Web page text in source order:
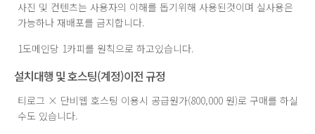
사진 및 컨텐츠는 사용자의 이해를 돕기위해 사용된것이며 실사용은
가능하나 재배포를 금지합니다.
1도메인당 1카피를 원칙으로 하고있습니다.
설치대행 및 호스팅(계정)이전 규정
티로그 × 단비웹 호스팅 이용시 공급원가(800,000 원)로 구매를 하실
수도 있습니다.